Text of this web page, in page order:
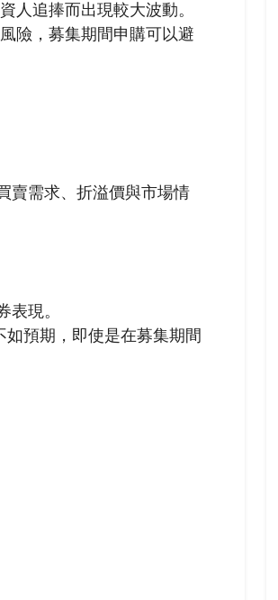
人追捧而出現較大波動。
險，募集期間申購可以避
賣需求、折溢價與市場情
現。
預期，即使是在募集期間